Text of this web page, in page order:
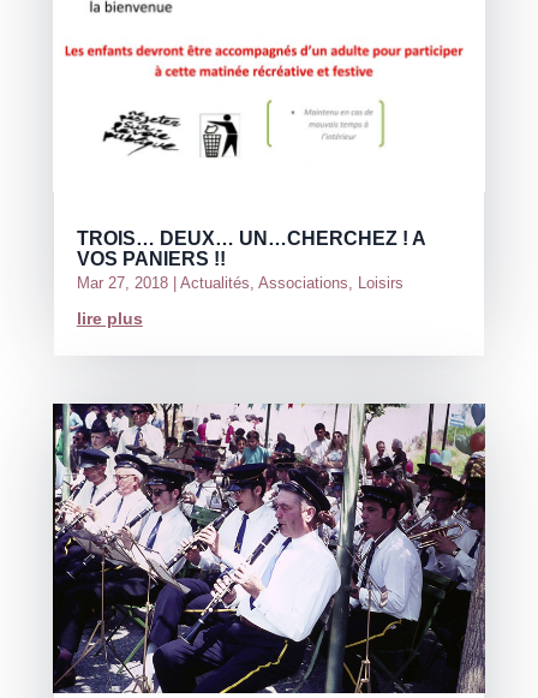
TROIS… DEUX… UN…CHERCHEZ ! A
VOS PANIERS !!
Mar 27, 2018| Actualités, Associations, Loisirs
lire plus